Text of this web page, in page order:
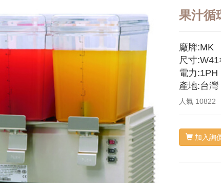
果汁循
廠牌:MK
尺寸
電力:1PH
產地:台灣
人氣 10822
加入詢